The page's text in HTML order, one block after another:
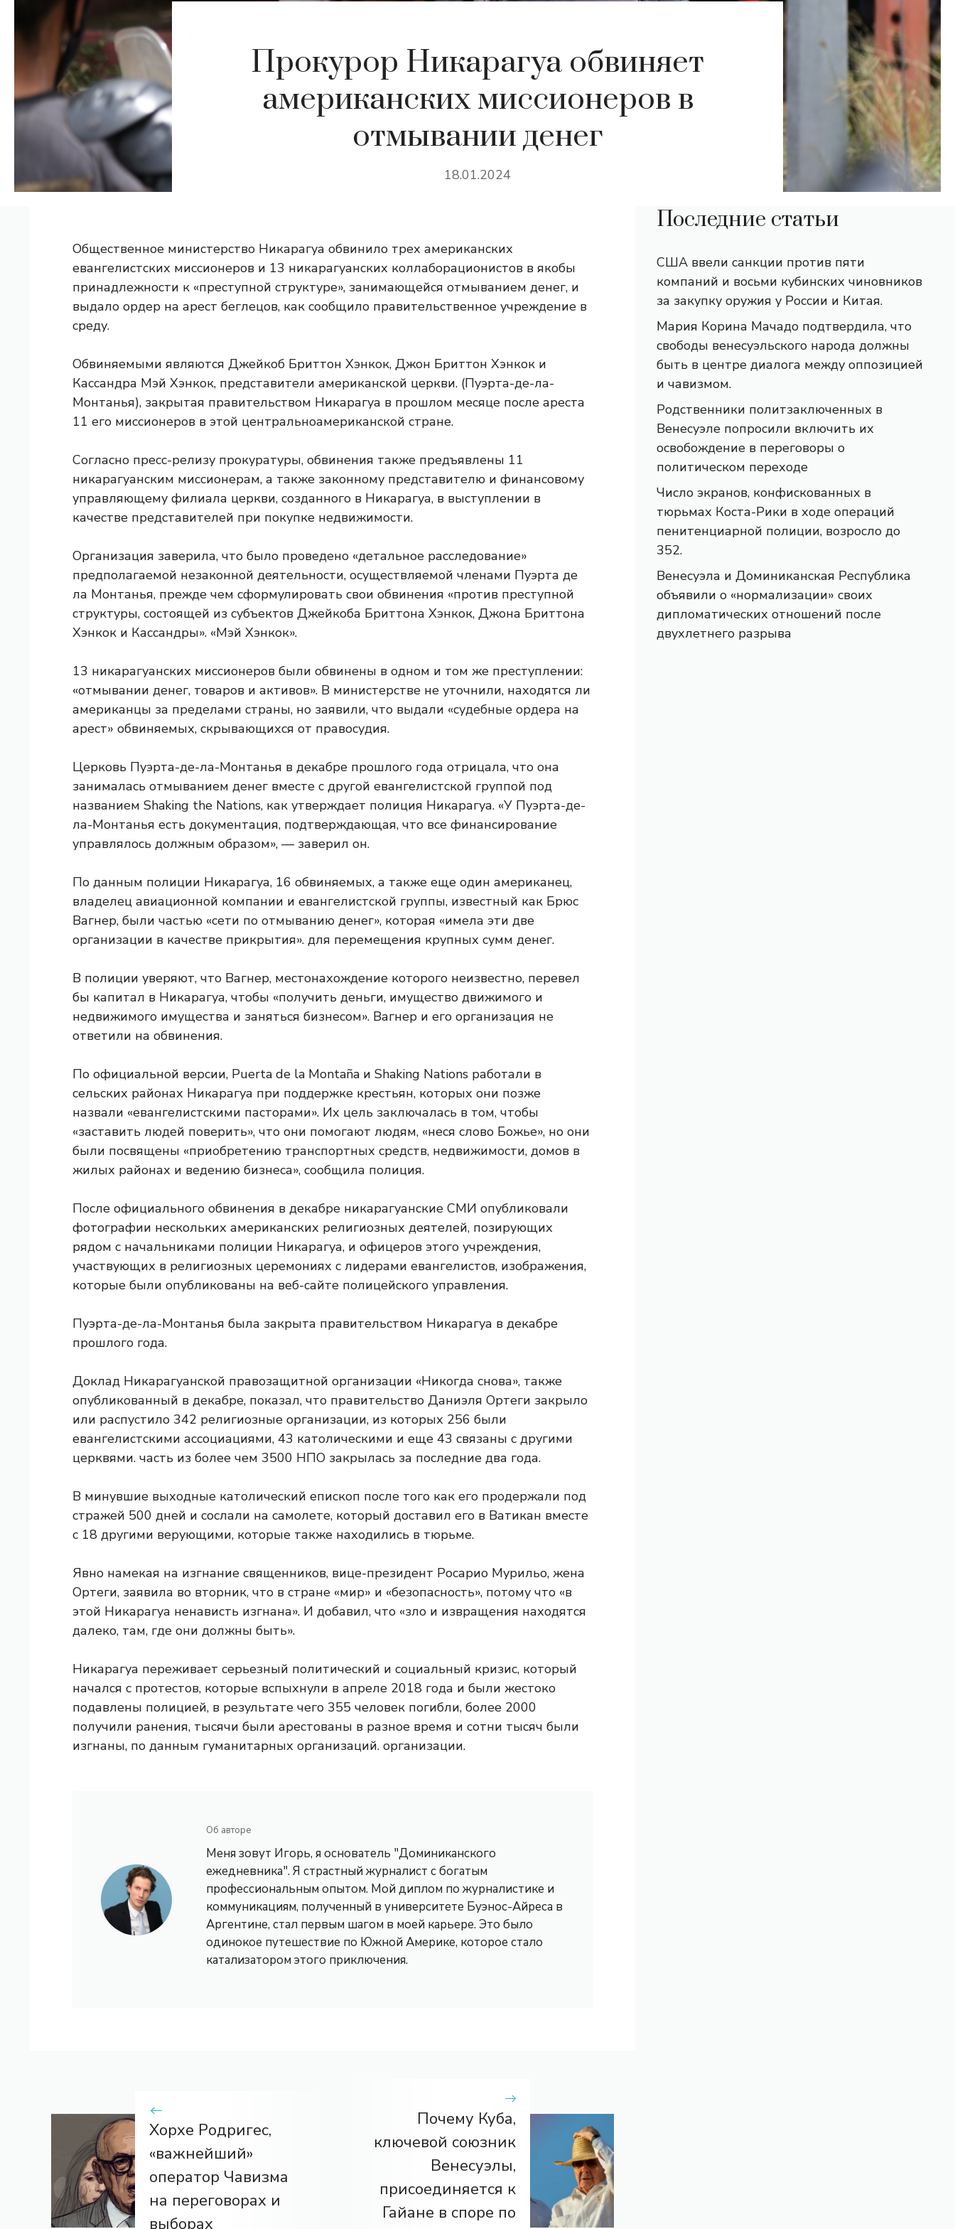
Прокурор Никарагуа обвиняет
американских миссионеров в
отмывании денег
18.01.2024
Общественное министерство Никарагуа обвинило трех американских
евангелистских миссионеров и 13 никарагуанских коллаборационистов в якобы
принадлежности к «преступной структуре», занимающейся отмыванием денег, и
выдало ордер на арест беглецов, как сообщило правительственное учреждение в
среду.
Обвиняемыми являются Джейкоб Бриттон Хэнкок, Джон Бриттон Хэнкок и
Кассандра Мэй Хэнкок, представители американской церкви. (Пуэрта-де-ла-
Монтанья), закрытая правительством Никарагуа в прошлом месяце после ареста
11 его миссионеров в этой центральноамериканской стране.
Согласно пресс-релизу прокуратуры, обвинения также предъявлены 11
никарагуанским миссионерам, а также законному представителю и финансовому
управляющему филиала церкви, созданного в Никарагуа, в выступлении в
качестве представителей при покупке недвижимости.
Организация заверила, что было проведено «детальное расследование»
предполагаемой незаконной деятельности, осуществляемой членами Пуэрта де
ла Монтанья, прежде чем сформулировать свои обвинения «против преступной
структуры, состоящей из субъектов Джейкоба Бриттона Хэнкок, Джона Бриттона
Хэнкок и Кассандры». «Мэй Хэнкок».
13 никарагуанских миссионеров были обвинены в одном и том же преступлении:
«отмывании денег, товаров и активов». В министерстве не уточнили, находятся ли
американцы за пределами страны, но заявили, что выдали «судебные ордера на
арест» обвиняемых, скрывающихся от правосудия.
Церковь Пуэрта-де-ла-Монтанья в декабре прошлого года отрицала, что она
занималась отмыванием денег вместе с другой евангелистской группой под
названием Shaking the Nations, как утверждает полиция Никарагуа. «У Пуэрта-де-
ла-Монтанья есть документация, подтверждающая, что все финансирование
управлялось должным образом», — заверил он.
По данным полиции Никарагуа, 16 обвиняемых, а также еще один американец,
владелец авиационной компании и евангелистской группы, известный как Брюс
Вагнер, были частью «сети по отмыванию денег», которая «имела эти две
организации в качестве прикрытия». для перемещения крупных сумм денег.
В полиции уверяют, что Вагнер, местонахождение которого неизвестно, перевел
бы капитал в Никарагуа, чтобы «получить деньги, имущество движимого и
недвижимого имущества и заняться бизнесом». Вагнер и его организация не
ответили на обвинения.
По официальной версии, Puerta de la Montaña и Shaking Nations работали в
сельских районах Никарагуа при поддержке крестьян, которых они позже
назвали «евангелистскими пасторами». Их цель заключалась в том, чтобы
«заставить людей поверить», что они помогают людям, «неся слово Божье», но они
были посвящены «приобретению транспортных средств, недвижимости, домов в
жилых районах и ведению бизнеса», сообщила полиция.
После официального обвинения в декабре никарагуанские СМИ опубликовали
фотографии нескольких американских религиозных деятелей, позирующих
рядом с начальниками полиции Никарагуа, и офицеров этого учреждения,
участвующих в религиозных церемониях с лидерами евангелистов, изображения,
которые были опубликованы на веб-сайте полицейского управления.
Пуэрта-де-ла-Монтанья была закрыта правительством Никарагуа в декабре
прошлого года.
Доклад Никарагуанской правозащитной организации «Никогда снова», также
опубликованный в декабре, показал, что правительство Даниэля Ортеги закрыло
или распустило 342 религиозные организации, из которых 256 были
евангелистскими ассоциациями, 43 католическими и еще 43 связаны с другими
церквями. часть из более чем 3500 НПО закрылась за последние два года.
В минувшие выходные католический епископ после того как его продержали под
стражей 500 дней и сослали на самолете, который доставил его в Ватикан вместе
с 18 другими верующими, которые также находились в тюрьме.
Явно намекая на изгнание священников, вице-президент Росарио Мурильо, жена
Ортеги, заявила во вторник, что в стране «мир» и «безопасность», потому что «в
этой Никарагуа ненависть изгнана». И добавил, что «зло и извращения находятся
далеко, там, где они должны быть».
Никарагуа переживает серьезный политический и социальный кризис, который
начался с протестов, которые вспыхнули в апреле 2018 года и были жестоко
подавлены полицией, в результате чего 355 человек погибли, более 2000
получили ранения, тысячи были арестованы в разное время и сотни тысяч были
изгнаны, по данным гуманитарных организаций. организации.
Об авторе
Меня зовут Игорь, я основатель "Доминиканского
ежедневника". Я страстный журналист с богатым
профессиональным опытом. Мой диплом по журналистике и
коммуникациям, полученный в университете Буэнос-Айреса в
Аргентине, стал первым шагом в моей карьере. Это было
одинокое путешествие по Южной Америке, которое стало
катализатором этого приключения.
Хорхе Родригес,
«важнейший»
оператор Чавизма
на переговорах и
выборах
Почему Куба,
ключевой союзник
Венесуэлы,
присоединяется к
Гайане в споре по
Последние статьи
США ввели санкции против пяти
компаний и восьми кубинских чиновников
за закупку оружия у России и Китая.
Мария Корина Мачадо подтвердила, что
свободы венесуэльского народа должны
быть в центре диалога между оппозицией
и чавизмом.
Родственники политзаключенных в
Венесуэле попросили включить их
освобождение в переговоры о
политическом переходе
Число экранов, конфискованных в
тюрьмах Коста-Рики в ходе операций
пенитенциарной полиции, возросло до
352.
Венесуэла и Доминиканская Республика
объявили о «нормализации» своих
дипломатических отношений после
двухлетнего разрыва